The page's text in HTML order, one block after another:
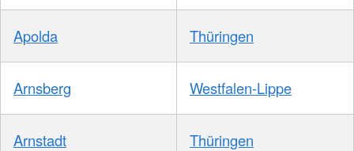
Apolda Thüringen
Arnsberg Westfalen-Lippe
Arnstadt Thüringen